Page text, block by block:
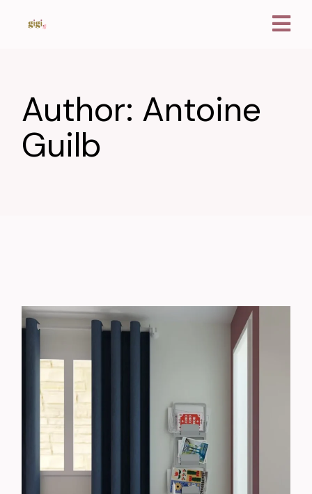
Author: Antoine
Guilb